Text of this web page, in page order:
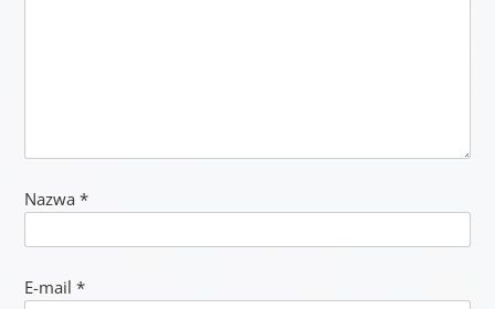
Nazwa *
E-mail *